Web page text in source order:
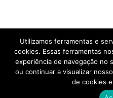
Utilizamos ferramentas e
cookies. Essas ferramentas
experiência de navegação no
ou continuar a visualizar
de cookies